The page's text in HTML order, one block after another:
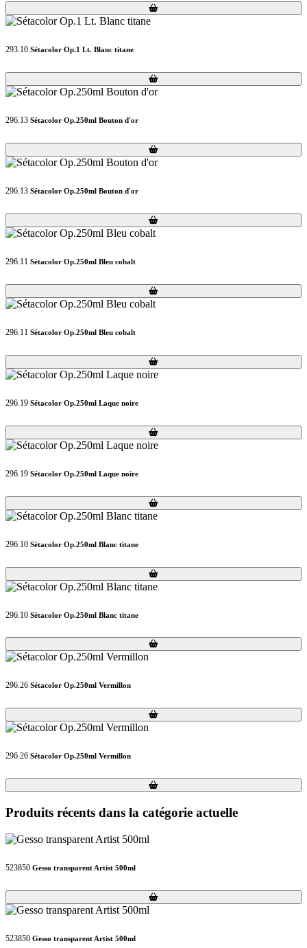
Loading...
Loading...
293.10 Sétacolor Op.1 Lt. Blanc titane
Loading...
Loading...
296.13 Sétacolor Op.250ml Bouton d'or
Loading...
Loading...
296.13 Sétacolor Op.250ml Bouton d'or
Loading...
Loading...
296.11 Sétacolor Op.250ml Bleu cobalt
Loading...
Loading...
296.11 Sétacolor Op.250ml Bleu cobalt
Loading...
Loading...
296.19 Sétacolor Op.250ml Laque noire
Loading...
Loading...
296.19 Sétacolor Op.250ml Laque noire
Loading...
Loading...
296.10 Sétacolor Op.250ml Blanc titane
Loading...
Loading...
296.10 Sétacolor Op.250ml Blanc titane
Loading...
Loading...
296.26 Sétacolor Op.250ml Vermillon
Loading...
Loading...
296.26 Sétacolor Op.250ml Vermillon
Loading...
Loading...
Produits récents dans la catégorie actuelle
523850 Gesso transparent Artist 500ml
Loading...
Loading...
523850 Gesso transparent Artist 500ml